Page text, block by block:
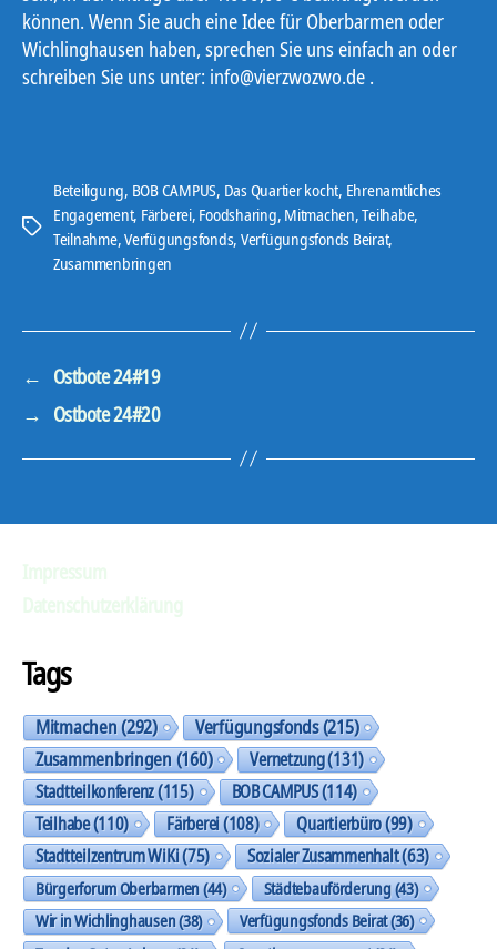
können. Wenn Sie auch eine Idee für Oberbarmen oder
Wichlinghausen haben, sprechen Sie uns einfach an oder
schreiben Sie uns unter: info@vierzwozwo.de .
Schlagwörter
Beteiligung, BOB CAMPUS, Das Quartier kocht, Ehrenamtliches
Engagement, Färberei, Foodsharing, Mitmachen,Teilhabe,
Teilnahme,Verfügungsfonds, Verfügungsfonds Beirat,
Zusammenbringen
← Ostbote 24#19
→ Ostbote 24#20
Tags
Mitmachen(292) Verfügungsfonds(215)
Zusammenbringen(160) Vernetzung(131)
Stadtteilkonferenz(115) BOB CAMPUS(114)
Teilhabe(110) Färberei(108) Quartierbüro(99)
Stadtteilzentrum WiKi(75) Sozialer Zusammenhalt(63)
Bürgerforum Oberbarmen(44) Städtebauförderung(43)
Wir in Wichlinghausen(38) Verfügungsfonds Beirat(36)